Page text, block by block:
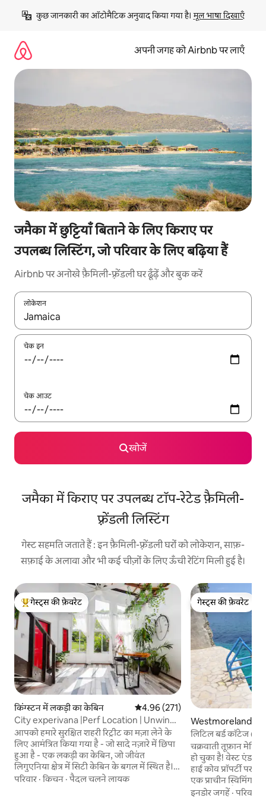
छोड़कर
कॉन्टेंट
कुछ जानकारी का ऑटोमैटिक अनुवाद किया गया है। मूल भाषा दिखाएँ
अपनी जगह को Airbnb पर लाएँ
जमैका में छुट्टियाँ बिताने के लिए किराए पर
उपलब्ध लिस्टिंग, जो परिवार के लिए बढ़िया हैं
Airbnb पर अनोखे फ़ैमिली-फ़्रेंडली घर ढूँढ़ें और बुक करें
लोकेशन
नतीजों के उपलब्ध होने पर, अप और डाउन 'ऐरो की' का इस्तेमाल करके नेविगेट
चेक इन
चेक आउट
खोजें
जमैका में किराए पर उपलब्ध टॉप-रेटेड फ़ैमिली-
फ़्रेंडली लिस्टिंग
गेस्ट सहमति जताते हैं : इन फ़ैमिली-फ़्रेंडली घरों को लोकेशन, साफ़-
सफ़ाई के अलावा और भी कई चीज़ों के लिए ऊँची रेटिंग मिली हुई है।
गेस्ट्स का टॉप फ़ेवरेट
गेस्ट्स की फ़ेवरेट
किंग्स्टन में लकड़ी का केबिन औसत रेटिंग 5 में से 4.96, 271 समीक्षाएँ
4.96 (271)
City experivana |Perf Location | Unwind
& Enjoy
आपको हमारे सुरक्षित शहरी रिट्रीट का मज़ा लेने के
लिए आमंत्रित किया गया है - जो सादे नज़ारे में छिपा
हुआ है - एक लकड़ी का केबिन, जो जीवंत
लिगुएनिया क्षेत्र में सिटी केबिन के बगल में स्थित है।
प्रकृति के साथ फिर से जुड़ें, पहाड़ों के अद्भुत नज़ारों का
परिवार ·किचन ·पैदल चलने लायक
गेस्ट्स की फ़ेवरेट
गेस्ट्स की फ़ेवरेट
Westmoreland
में कॉटेज
लिटिल बर्ड कॉटेज @
चक्रवाती तूफ़ान
हो चुका है! वेस्ट एंड बेहतरीन
हाई कोव प्रॉपर्टी पर
एक प्राचीन स्विमिंग
अन्य कॉटेज हैं, जिन्हें
इनडोर जगहें ·परिवार